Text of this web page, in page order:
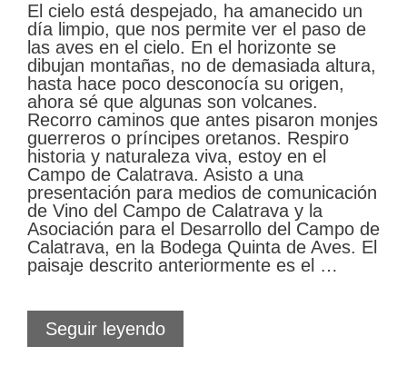
El cielo está despejado, ha amanecido un
día limpio, que nos permite ver el paso de
las aves en el cielo. En el horizonte se
dibujan montañas, no de demasiada altura,
hasta hace poco desconocía su origen,
ahora sé que algunas son volcanes.
Recorro caminos que antes pisaron monjes
guerreros o príncipes oretanos. Respiro
historia y naturaleza viva, estoy en el
Campo de Calatrava. Asisto a una
presentación para medios de comunicación
de Vino del Campo de Calatrava y la
Asociación para el Desarrollo del Campo de
Calatrava, en la Bodega Quinta de Aves. El
paisaje descrito anteriormente es el …
Seguir leyendoCampo
de